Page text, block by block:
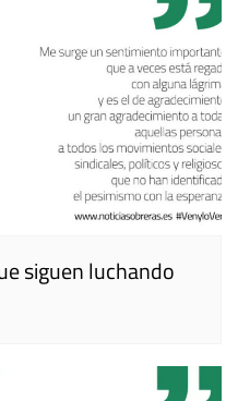
siguen luchando